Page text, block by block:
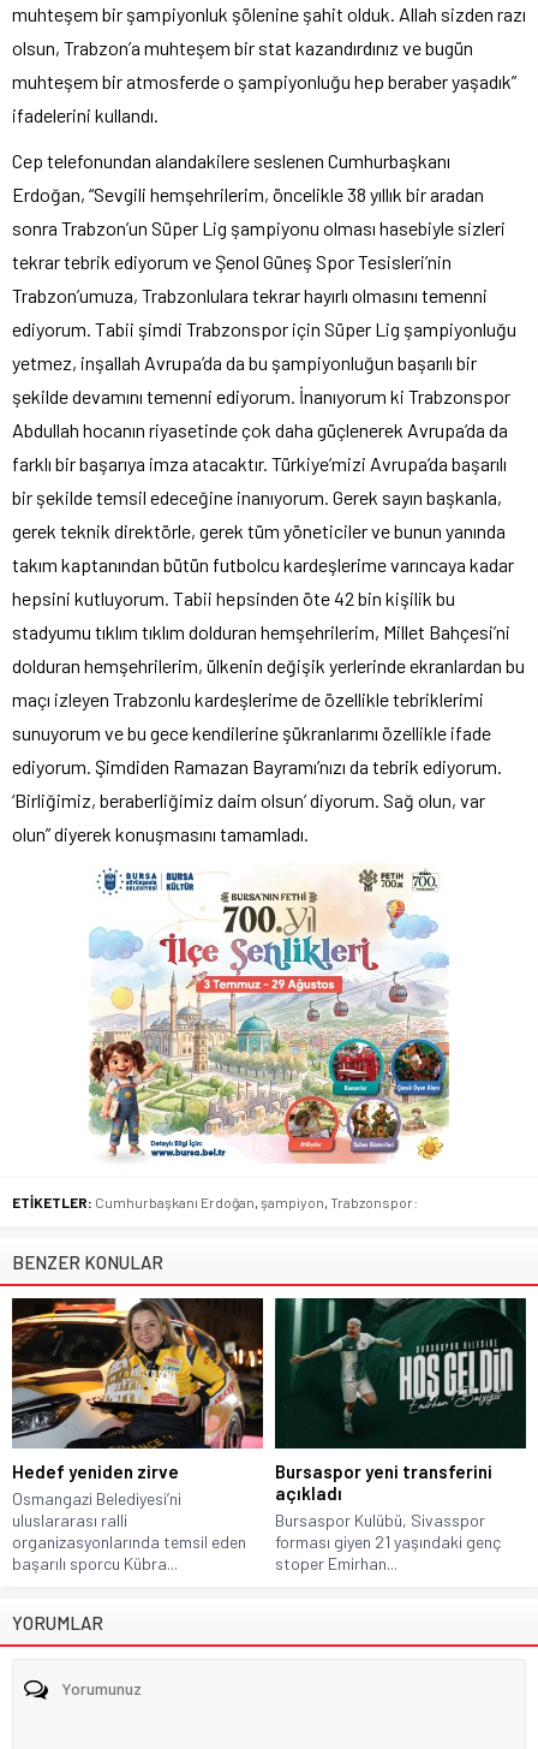
muhteşem bir şampiyonluk şölenine şahit olduk. Allah sizden razı
olsun, Trabzon’a muhteşem bir stat kazandırdınız ve bugün
muhteşem bir atmosferde o şampiyonluğu hep beraber yaşadık”
ifadelerini kullandı.
Cep telefonundan alandakilere seslenen Cumhurbaşkanı
Erdoğan, “Sevgili hemşehrilerim, öncelikle 38 yıllık bir aradan
sonra Trabzon’un Süper Lig şampiyonu olması hasebiyle sizleri
tekrar tebrik ediyorum ve Şenol Güneş Spor Tesisleri’nin
Trabzon’umuza, Trabzonlulara tekrar hayırlı olmasını temenni
ediyorum. Tabii şimdi Trabzonspor için Süper Lig şampiyonluğu
yetmez, inşallah Avrupa’da da bu şampiyonluğun başarılı bir
şekilde devamını temenni ediyorum. İnanıyorum ki Trabzonspor
Abdullah hocanın riyasetinde çok daha güçlenerek Avrupa’da da
farklı bir başarıya imza atacaktır. Türkiye’mizi Avrupa’da başarılı
bir şekilde temsil edeceğine inanıyorum. Gerek sayın başkanla,
gerek teknik direktörle, gerek tüm yöneticiler ve bunun yanında
takım kaptanından bütün futbolcu kardeşlerime varıncaya kadar
hepsini kutluyorum. Tabii hepsinden öte 42 bin kişilik bu
stadyumu tıklım tıklım dolduran hemşehrilerim, Millet Bahçesi’ni
dolduran hemşehrilerim, ülkenin değişik yerlerinde ekranlardan bu
maçı izleyen Trabzonlu kardeşlerime de özellikle tebriklerimi
sunuyorum ve bu gece kendilerine şükranlarımı özellikle ifade
ediyorum. Şimdiden Ramazan Bayramı’nızı da tebrik ediyorum.
‘Birliğimiz, beraberliğimiz daim olsun’ diyorum. Sağ olun, var
olun” diyerek konuşmasını tamamladı.
ETİKETLER: Cumhurbaşkanı Erdoğan şampiyon Trabzonspor:
BENZER KONULAR
Hedef yeniden zirve
Osmangazi Belediyesi’ni
uluslararası ralli
organizasyonlarında temsil eden
başarılı sporcu Kübra...
Bursaspor yeni transferini
açıkladı
Bursaspor Kulübü, Sivasspor
forması giyen 21 yaşındaki genç
stoper Emirhan...
YORUMLAR